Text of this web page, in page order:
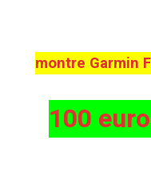
montre Garmin
100